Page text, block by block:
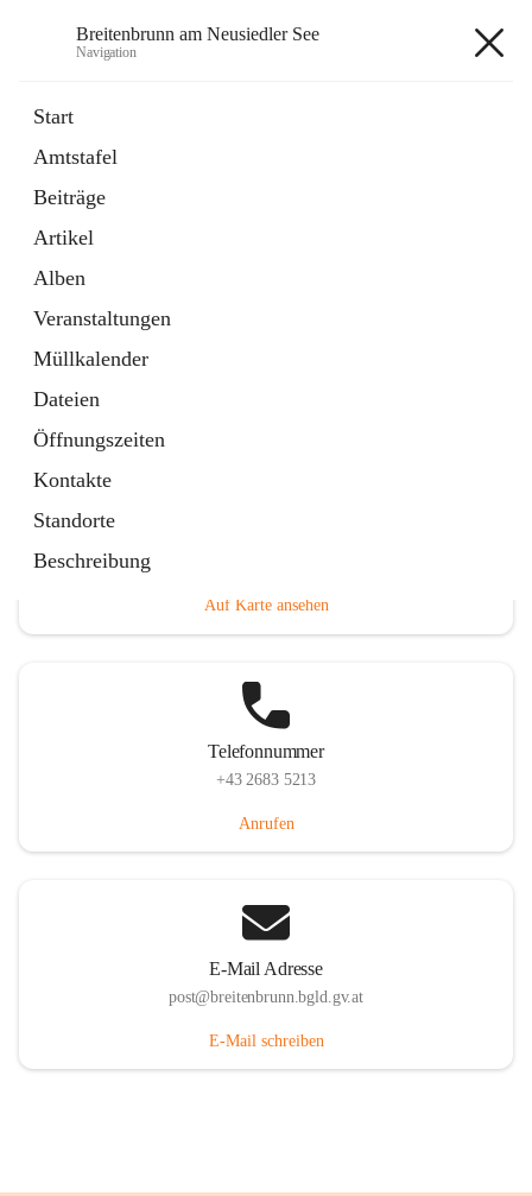
Breitenbrunn am Neusiedler See
Navigation
Start
Amtstafel
Beiträge
Artikel
Alben
Veranstaltungen
Müllkalender
Dateien
Öffnungszeiten
Kontakte
Standorte
Beschreibung
18 Schnellzugriffe
Gemeindeservice
Auf Karte ansehen
Telefonnummer
+43 2683 5213
Anrufen
E-Mail Adresse
post@breitenbrunn.bgld.gv.at
E-Mail schreiben